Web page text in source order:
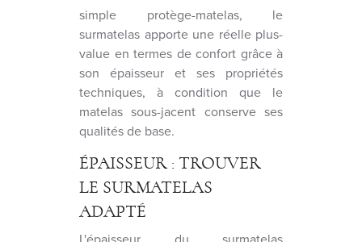
simple protège-matelas, le
surmatelas apporte une réelle plus-
value en termes de confort grâce à
son épaisseur et ses propriétés
techniques, à condition que le
matelas sous-jacent conserve ses
qualités de base.
ÉPAISSEUR : TROUVER
LE SURMATELAS
ADAPTÉ